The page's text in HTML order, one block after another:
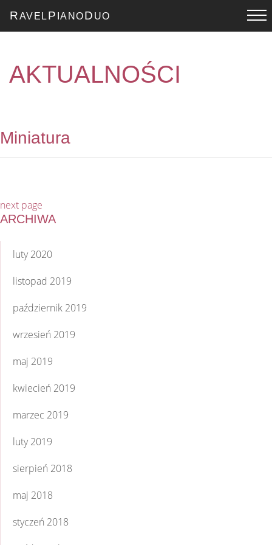
RAVEL P IANOD UO
AKTUALNOŚCI
Miniatura
next page
ARCHIWA
luty 2020
listopad 2019
październik 2019
wrzesień 2019
maj 2019
kwiecień 2019
marzec 2019
luty 2019
sierpień 2018
maj 2018
styczeń 2018